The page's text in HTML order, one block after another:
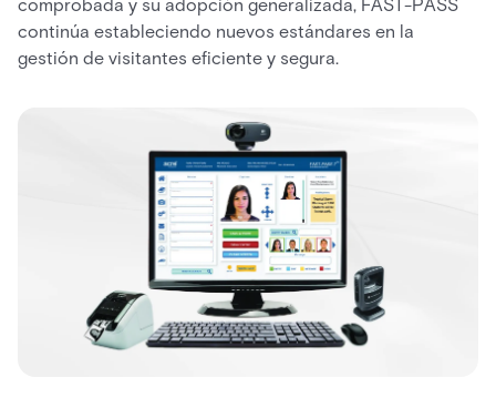
comprobada y su adopción generalizada, FAST-PASS
continúa estableciendo nuevos estándares en la
gestión de visitantes eficiente y segura.